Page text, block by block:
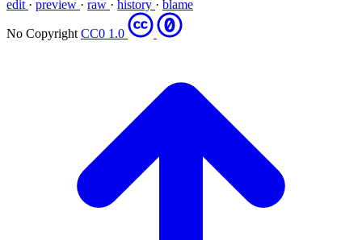
edit · preview · raw · history · blame
No Copyright CC0 1.0